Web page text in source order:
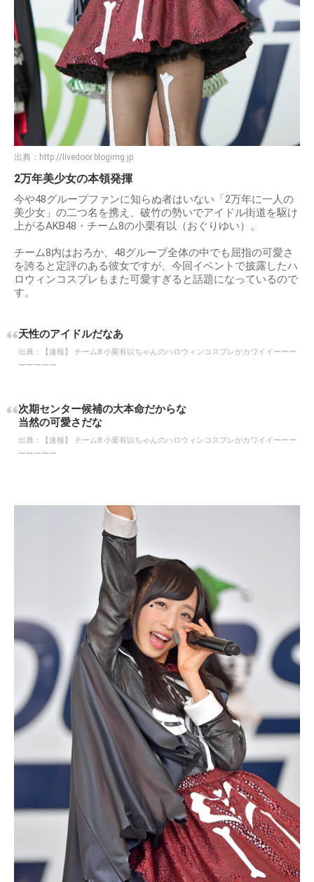
出典： http://livedoor.blogimg.jp
2万年美少女の本領発揮
今や48グループファンに知らぬ者はいない「2万年に一人の
美少女」の二つ名を携え、破竹の勢いでアイドル街道を駆け
上がるAKB48・チーム8の小栗有以（おぐりゆい）。
チーム8内はおろか、48グループ全体の中でも屈指の可愛さ
を誇ると定評のある彼女ですが、今回イベントで披露したハ
ロウィンコスプレもまた可愛すぎると話題になっているので
す。
天性のアイドルだなあ
出典：
【速報】 チーム8 小栗有以ちゃんのハロウィンコスプレがカワイイーーー
ーーーーー
次期センター候補の大本命だからな
当然の可愛さだな
出典：
【速報】 チーム8 小栗有以ちゃんのハロウィンコスプレがカワイイーーー
ーーーーー